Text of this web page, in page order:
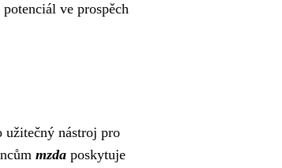
ve prospěch
užitečný nástroj pro
mzda poskytuje